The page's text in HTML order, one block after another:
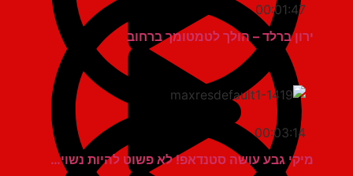
00:01:47
ירון ברלד – הולך לטמטומך ברחוב
00:03:14
מיקי גבע עושה סטנדאפ! לא פשוט להיות נשוי…